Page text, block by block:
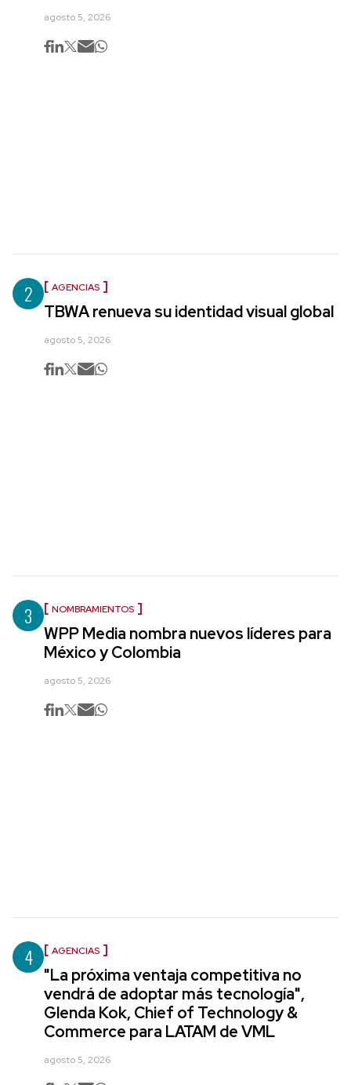
agosto 5, 2026
2 AGENCIAS
TBWA renueva su identidad visual global
agosto 5, 2026
3 NOMBRAMIENTOS
WPP Media nombra nuevos líderes para
México y Colombia
agosto 5, 2026
4 AGENCIAS
"La próxima ventaja competitiva no
vendrá de adoptar más tecnología",
Glenda Kok, Chief of Technology &
Commerce para LATAM de VML
agosto 5, 2026